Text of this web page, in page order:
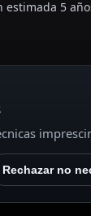
5
Rechazar no